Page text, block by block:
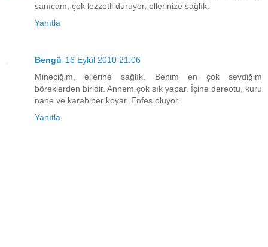
sanıcam, çok lezzetli duruyor, ellerinize sağlık.
Yanıtla
Bengü 16 Eylül 2010 21:06
Mineciğim, ellerine sağlık. Benim en çok sevdiğim
böreklerden biridir. Annem çok sık yapar. İçine dereotu, kuru
nane ve karabiber koyar. Enfes oluyor.
Yanıtla